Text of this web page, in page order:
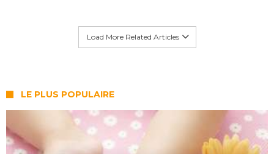
Load More Related Articles
LE PLUS POPULAIRE